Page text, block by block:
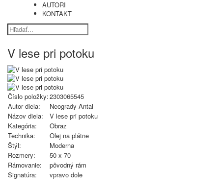
AUTORI
KONTAKT
V lese pri potoku
Číslo položky:2303065545
Autor diela:
Neogrady Antal
Názov diela:
V lese pri potoku
Kategória:
Obraz
Technika:
Olej na plátne
Štýl:
Moderna
Rozmery:
50 x 70
Rámovanie:
pôvodný rám
Signatúra:
vpravo dole